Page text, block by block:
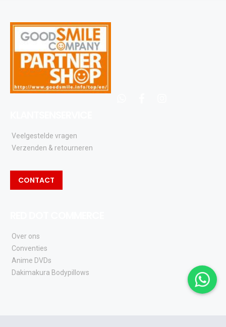
Veelgestelde vragen
Verzenden & retourneren
CONTACT
Over ons
Conventies
Anime DVDs
Dakimakura Bodypillows